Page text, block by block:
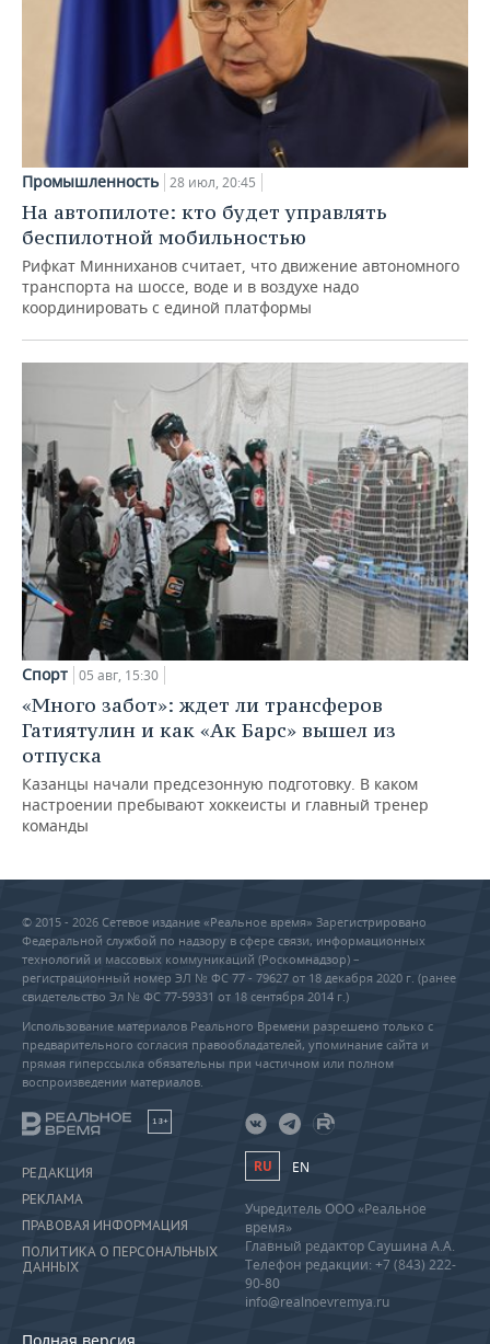
Промышленность 28 июл, 20:45
На автопилоте: кто будет управлять
беспилотной мобильностью
Рифкат Минниханов считает, что движение автономного
транспорта на шоссе, воде и в воздухе надо
координировать с единой платформы
Спорт 05 авг, 15:30
«Много забот»: ждет ли трансферов
Гатиятулин и как «Ак Барс» вышел из
отпуска
Казанцы начали предсезонную подготовку. В каком
настроении пребывают хоккеисты и главный тренер
команды
© 2015 - 2026 Сетевое издание «Реальное время» Зарегистрировано
Федеральной службой по надзору в сфере связи, информационных
технологий и массовых коммуникаций (Роскомнадзор) –
регистрационный номер ЭЛ № ФС 77 - 79627 от 18 декабря 2020 г. (ранее
свидетельство Эл № ФС 77-59331 от 18 сентября 2014 г.)
Использование материалов Реального Времени разрешено только с
предварительного согласия правообладателей, упоминание сайта и
прямая гиперссылка обязательны при частичном или полном
воспроизведении материалов.
18+
РЕДАКЦИЯ
РЕКЛАМА
ПРАВОВАЯ ИНФОРМАЦИЯ
ПОЛИТИКА О ПЕРСОНАЛЬНЫХ
ДАННЫХ
RU EN
Учредитель ООО «Реальное
время»
Главный редактор Саушина А.А.
Телефон редакции: +7 (843) 222-
90-80
info@realnoevremya.ru